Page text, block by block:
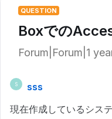
QUESTION
Boxでの
Forum|Forum|1
S
sss
現在作成しているシス